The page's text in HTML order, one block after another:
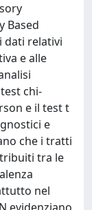
Based
dati relativi
e alle
chi-
e il test t
e
che i tratti
tra le
nel